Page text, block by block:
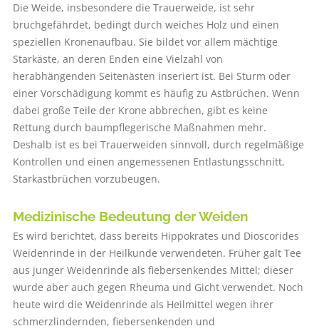
Die Weide, insbesondere die Trauerweide, ist sehr
bruchgefährdet, bedingt durch weiches Holz und einen
speziellen Kronenaufbau. Sie bildet vor allem mächtige
Starkäste, an deren Enden eine Vielzahl von
herabhängenden Seitenästen inseriert ist. Bei Sturm oder
einer Vorschädigung kommt es häufig zu Astbrüchen. Wenn
dabei große Teile der Krone abbrechen, gibt es keine
Rettung durch baumpflegerische Maßnahmen mehr.
Deshalb ist es bei Trauerweiden sinnvoll, durch regelmäßige
Kontrollen und einen angemessenen Entlastungsschnitt,
Starkastbrüchen vorzubeugen.
Medizinische Bedeutung der Weiden
Es wird berichtet, dass bereits Hippokrates und Dioscorides
Weidenrinde in der Heilkunde verwendeten. Früher galt Tee
aus junger Weidenrinde als fiebersenkendes Mittel; dieser
wurde aber auch gegen Rheuma und Gicht verwendet. Noch
heute wird die Weidenrinde als Heilmittel wegen ihrer
schmerzlindernden, fiebersenkenden und